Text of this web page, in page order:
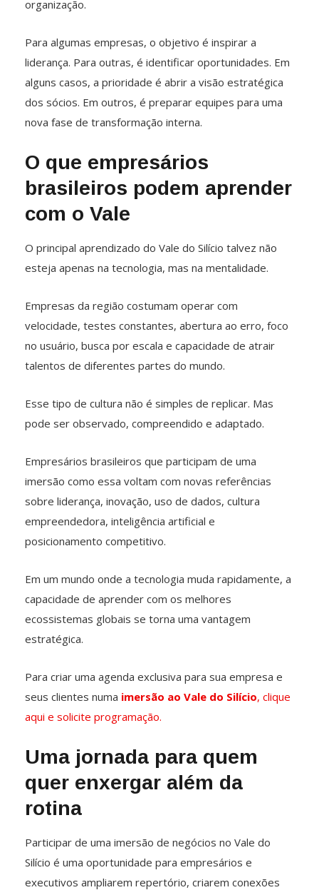
organização.
Para algumas empresas, o objetivo é inspirar a
liderança. Para outras, é identificar oportunidades. Em
alguns casos, a prioridade é abrir a visão estratégica
dos sócios. Em outros, é preparar equipes para uma
nova fase de transformação interna.
O que empresários
brasileiros podem aprender
com o Vale
O principal aprendizado do Vale do Silício talvez não
esteja apenas na tecnologia, mas na mentalidade.
Empresas da região costumam operar com
velocidade, testes constantes, abertura ao erro, foco
no usuário, busca por escala e capacidade de atrair
talentos de diferentes partes do mundo.
Esse tipo de cultura não é simples de replicar. Mas
pode ser observado, compreendido e adaptado.
Empresários brasileiros que participam de uma
imersão como essa voltam com novas referências
sobre liderança, inovação, uso de dados, cultura
empreendedora, inteligência artificial e
posicionamento competitivo.
Em um mundo onde a tecnologia muda rapidamente, a
capacidade de aprender com os melhores
ecossistemas globais se torna uma vantagem
estratégica.
Para criar uma agenda exclusiva para sua empresa e
seus clientes numa imersão ao Vale do Silício, clique
aqui e solicite programação.
Uma jornada para quem
quer enxergar além da
rotina
Participar de uma imersão de negócios no Vale do
Silício é uma oportunidade para empresários e
executivos ampliarem repertório, criarem conexões